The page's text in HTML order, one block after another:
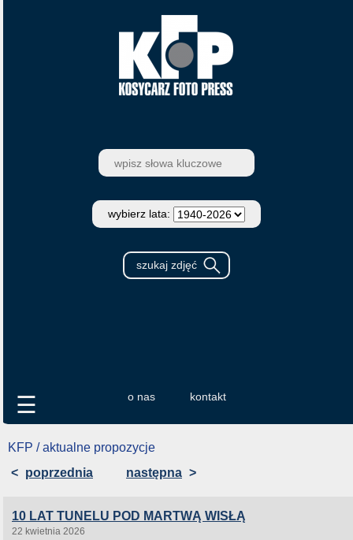
wybierz lata:
o nas kontakt
☰
KFP / aktualne propozycje
< poprzednia następna >
10 LAT TUNELU POD MARTWĄ WISŁĄ
22 kwietnia 2026